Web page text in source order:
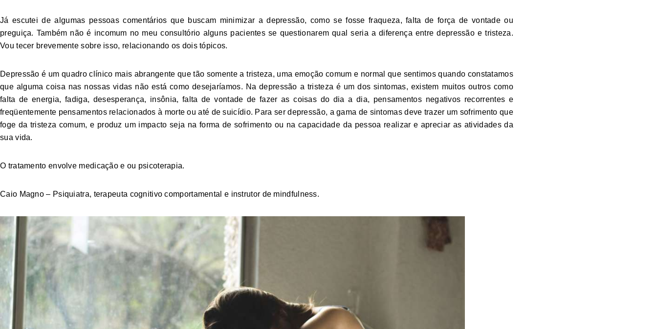
Já escutei de algumas pessoas comentários que buscam minimizar a depressão, como se fosse fraqueza, falta de força de vontade ou
preguiça. Também não é incomum no meu consultório alguns pacientes se questionarem qual seria a diferença entre depressão e tristeza.
Vou tecer brevemente sobre isso, relacionando os dois tópicos.
Depressão é um quadro clínico mais abrangente que tão somente a tristeza, uma emoção comum e normal que sentimos quando constatamos
que alguma coisa nas nossas vidas não está como desejaríamos. Na depressão a tristeza é um dos sintomas, existem muitos outros como
falta de energia, fadiga, desesperança, insônia, falta de vontade de fazer as coisas do dia a dia, pensamentos negativos recorrentes e
freqüentemente pensamentos relacionados à morte ou até de suicídio. Para ser depressão, a gama de sintomas deve trazer um sofrimento que
foge da tristeza comum, e produz um impacto seja na forma de sofrimento ou na capacidade da pessoa realizar e apreciar as atividades da
sua vida.
O tratamento envolve medicação e ou psicoterapia.
Caio Magno – Psiquiatra, terapeuta cognitivo comportamental e instrutor de mindfulness.